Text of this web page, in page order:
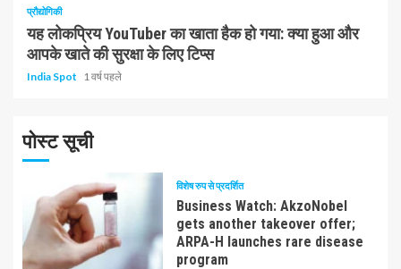
प्रौद्योगिकी
यह लोकप्रिय YouTuber का खाता हैक हो गया: क्या हुआ और
आपके खाते की सुरक्षा के लिए टिप्स
India Spot 1 वर्ष पहले
पोस्ट सूची
विशेष रुप से प्रदर्शित
Business Watch: AkzoNobel
gets another takeover offer;
ARPA-H launches rare disease
program